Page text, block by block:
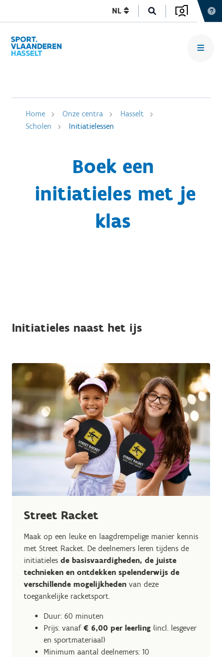
NL
Home Onze centra
Hasselt
Scholen
Initiatielessen
Boek een
initiatieles met je
klas
Initiatieles naast het ijs
Street Racket
Maak op een leuke en laagdrempelige manier kennis
met Street Racket. De deelnemers leren tijdens de
initiatieles de basisvaardigheden, de juiste
technieken en ontdekken spelenderwijs de
verschillende mogelijkheden van deze
toegankelijke racketsport.
Duur: 60 minuten
Prijs: vanaf € 6,00 per leerling (incl. lesgever
en sportmateriaal)
Minimum aantal deelnemers: 10